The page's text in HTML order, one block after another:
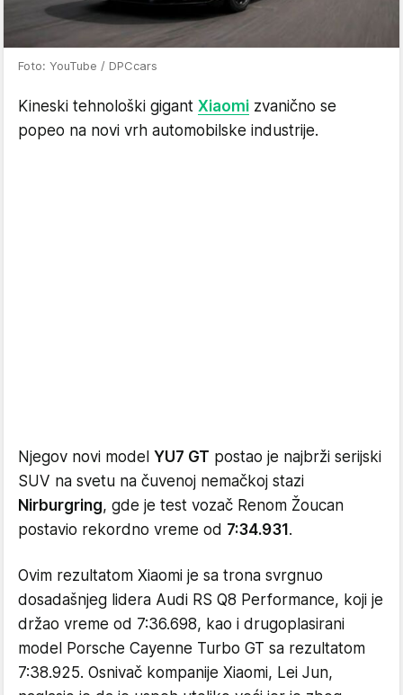
Foto: YouTube / DPCcars
Kineski tehnološki gigant Xiaomi zvanično se
popeo na novi vrh automobilske industrije.
Njegov novi model YU7 GT postao je najbrži serijski
SUV na svetu na čuvenoj nemačkoj stazi
Nirburgring, gde je test vozač Renom Žoucan
postavio rekordno vreme od 7:34.931.
Ovim rezultatom Xiaomi je sa trona svrgnuo
dosadašnjeg lidera Audi RS Q8 Performance, koji je
držao vreme od 7:36.698, kao i drugoplasirani
model Porsche Cayenne Turbo GT sa rezultatom
7:38.925. Osnivač kompanije Xiaomi, Lei Jun,